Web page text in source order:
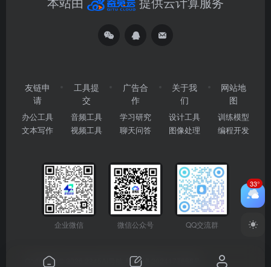
友链申
请
办公工具
文本写作
工具提
交
音频工具
视频工具
广告合
作
学习研究
聊天问答
关于我
们
设计工具
图像处理
网站地
图
训练模型
编程开发
企业微信 微信公众号 QQ交流群
Copyright © 2026 粤ICP备2024177666号
33°